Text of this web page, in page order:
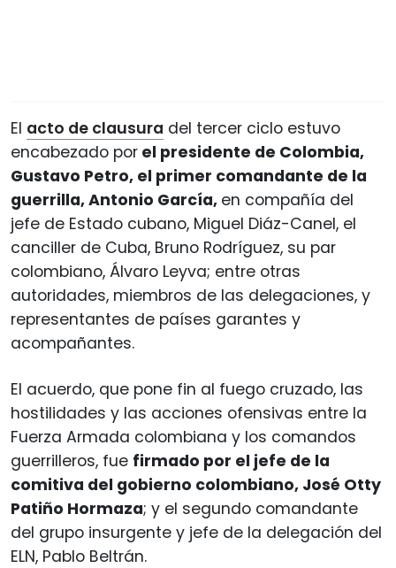
El acto de clausura del tercer ciclo estuvo
encabezado por el presidente de Colombia,
Gustavo Petro, el primer comandante de la
guerrilla, Antonio García, en compañía del
jefe de Estado cubano, Miguel Diáz-Canel, el
canciller de Cuba, Bruno Rodríguez, su par
colombiano, Álvaro Leyva; entre otras
autoridades, miembros de las delegaciones, y
representantes de países garantes y
acompañantes.
El acuerdo, que pone fin al fuego cruzado, las
hostilidades y las acciones ofensivas entre la
Fuerza Armada colombiana y los comandos
guerrilleros, fue firmado por el jefe de la
comitiva del gobierno colombiano, José Otty
Patiño Hormaza; y el segundo comandante
del grupo insurgente y jefe de la delegación del
ELN, Pablo Beltrán.